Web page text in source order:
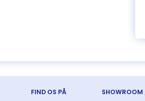
FIND OS PÅ SHOWROOM